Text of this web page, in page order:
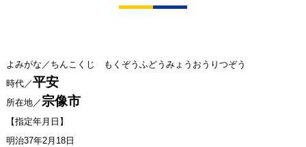
よみがな／ちんこくじ もくぞうふどうみょうおうりつぞう
時代／平安
所在地／ 宗像市
【指定年月日】
明治37年2月18日